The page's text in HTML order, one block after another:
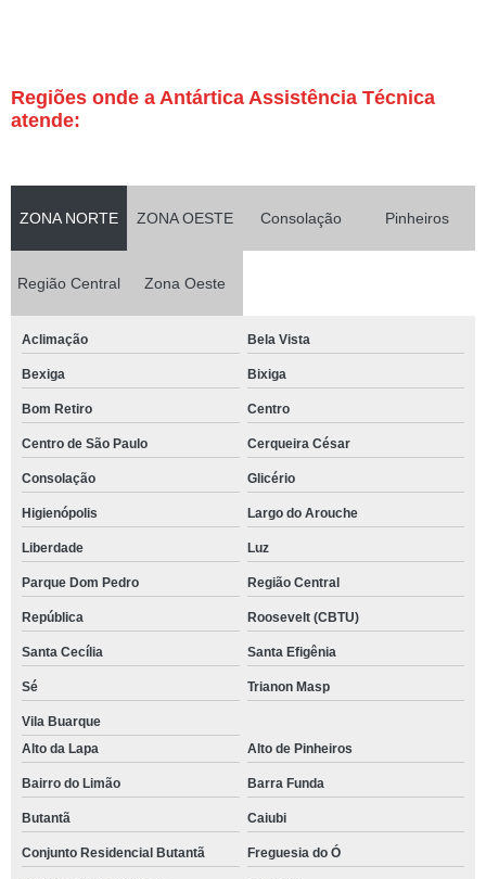
Regiões onde a Antártica Assistência Técnica
atende:
ZONA NORTE ZONA OESTE Consolação Pinheiros
Região Central Zona Oeste
Aclimação Bela Vista
Bexiga Bixiga
Bom Retiro Centro
Centro de São Paulo Cerqueira César
Consolação Glicério
Higienópolis Largo do Arouche
Liberdade Luz
Parque Dom Pedro Região Central
República Roosevelt (CBTU)
Santa Cecília Santa Efigênia
Sé Trianon Masp
Vila Buarque
Alto da Lapa
Alto de Pinheiros
Bairro do Limão Barra Funda
Butantã Caiubi
Conjunto Residencial Butantã Freguesia do Ó